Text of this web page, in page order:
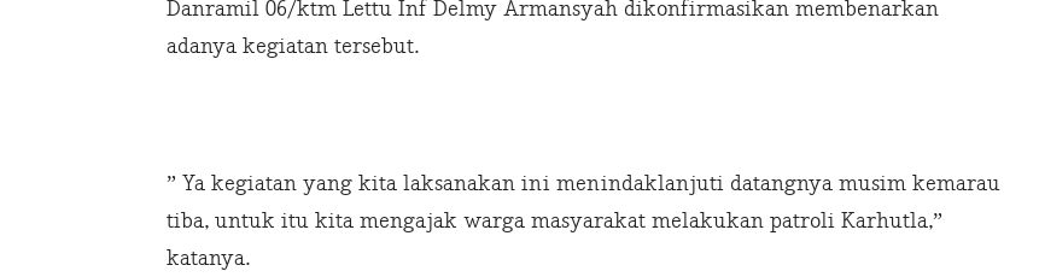
Danramil 06/ktm Lettu Inf Delmy Armansyah dikonfirmasikan membenarkan
adanya kegiatan tersebut.
” Ya kegiatan yang kita laksanakan ini menindaklanjuti datangnya musim kemarau
tiba, untuk itu kita mengajak warga masyarakat melakukan patroli Karhutla,”
katanya.